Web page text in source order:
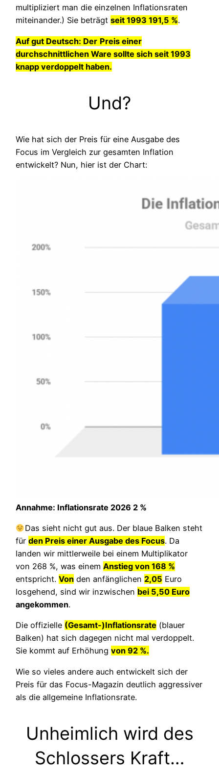
multipliziert man die einzelnen Inflationsraten
miteinander.) Sie beträgt seit 1993 191,5 %.
Auf gut Deutsch: Der Preis einer
durchschnittlichen Ware sollte sich seit 1993
knapp verdoppelt haben.
Und?
Wie hat sich der Preis für eine Ausgabe des
Focus im Vergleich zur gesamten Inflation
entwickelt? Nun, hier ist der Chart:
Annahme: Inflationsrate 2026 2 %
Das sieht nicht gut aus. Der blaue Balken steht
für den Preis einer Ausgabe des Focus. Da
landen wir mittlerweile bei einem Multiplikator
von 268 %, was einem Anstieg von 168 %
entspricht. Von den anfänglichen 2,05 Euro
losgehend, sind wir inzwischen bei 5,50 Euro
angekommen.
Die offizielle (Gesamt-)Inflationsrate (blauer
Balken) hat sich dagegen nicht mal verdoppelt.
Sie kommt auf Erhöhung von 92 %.
Wie so vieles andere auch entwickelt sich der
Preis für das Focus-Magazin deutlich aggressiver
als die allgemeine Inflationsrate.
Unheimlich wird des
Schlossers Kraft…